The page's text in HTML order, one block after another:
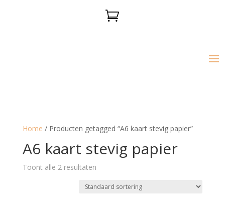

Home / Producten getagged “A6 kaart stevig papier”
A6 kaart stevig papier
Toont alle 2 resultaten